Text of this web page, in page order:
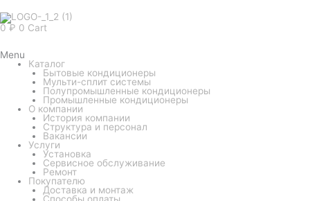
0 ₽ 0 Cart
Menu
Каталог
Бытовые кондиционеры
Мульти-сплит системы
Полупромышленные кондиционеры
Промышленные кондиционеры
О компании
История компании
Структура и персонал
Вакансии
Услуги
Установка
Сервисное обслуживание
Ремонт
Покупателю
Доставка и монтаж